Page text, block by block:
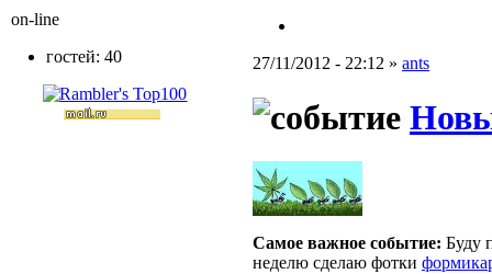
27/11/2012 - 22:12 » ants
Самое важное событие: Буду
неделю сделаю фотки
on-line
гостей: 40